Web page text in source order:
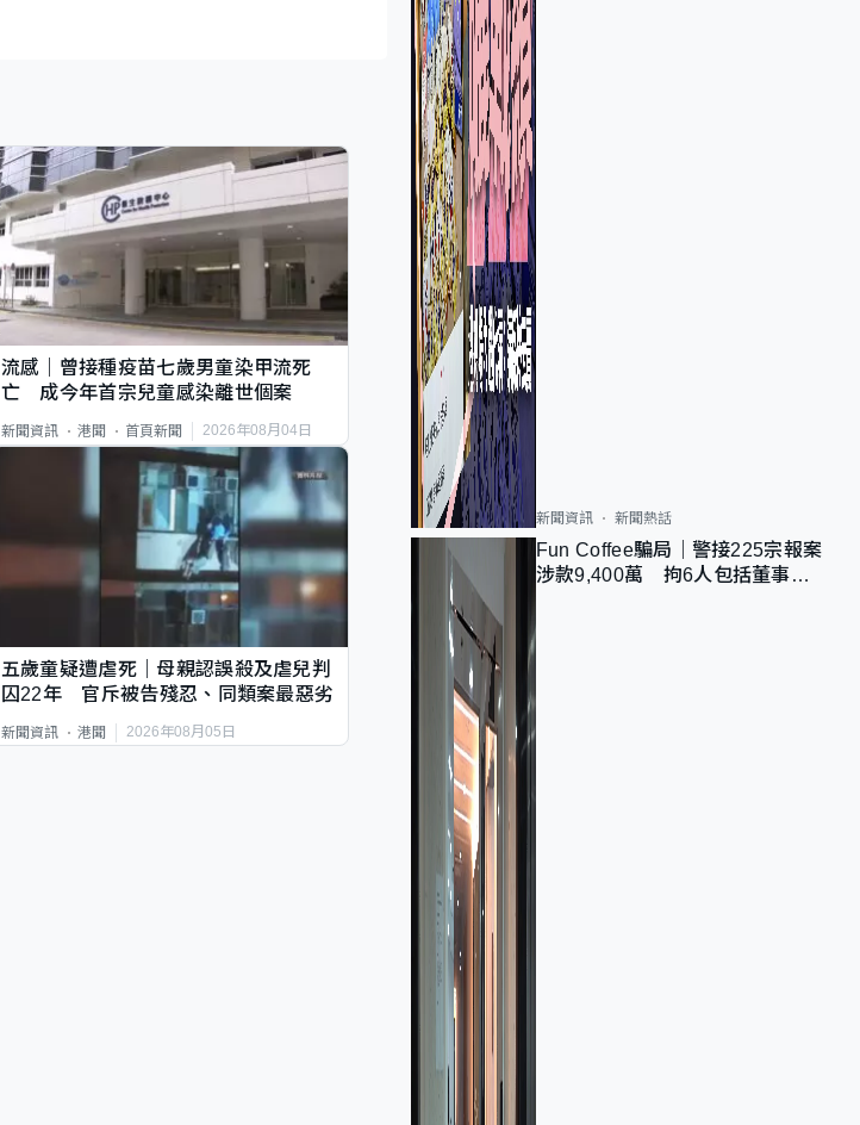
流感｜曾接種疫苗七歲男童染甲流死
亡 成今年首宗兒童感染離世個案
新聞資訊 港聞 首頁新聞 2026年08月04日
五歲童疑遭虐死｜母親認誤殺及虐兒判
囚22年 官斥被告殘忍、同類案最惡劣
新聞資訊 港聞 2026年08月05日
新聞資訊 新聞熱話
Fun Coffee騙局｜警接225宗報案
涉款9,400萬 拘6人包括董事股